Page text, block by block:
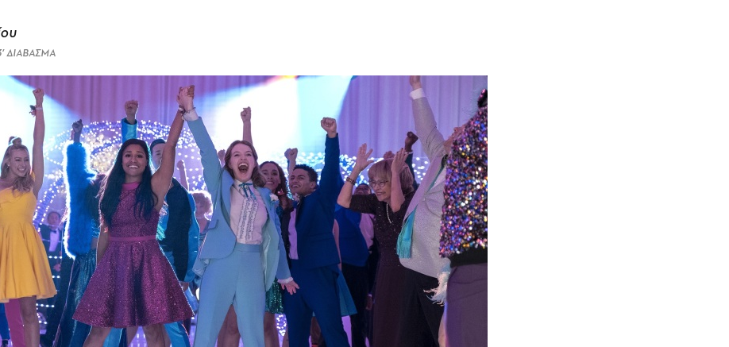
ΔΙΑΒΑΣΜΑ